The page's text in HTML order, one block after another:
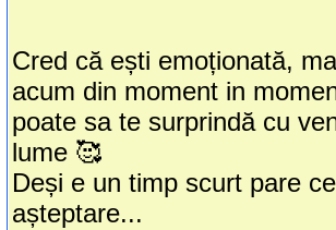
Cred că ești emoționată,
acum din moment in
poate sa te surprindă cu
lume 🥰
Deși e un timp scurt pare
așteptare...